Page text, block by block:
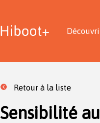
Retour à la liste
Sensibilité